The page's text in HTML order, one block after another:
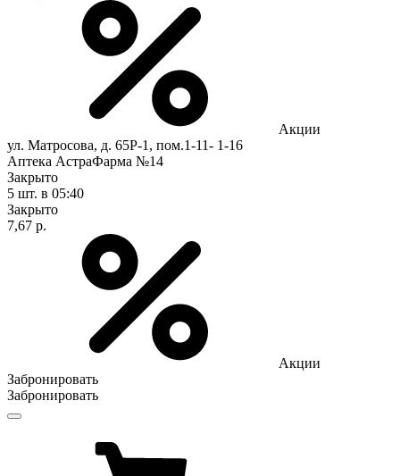
Акции
ул. Матросова, д. 65Р-1, пом.1-11- 1-16
Аптека АстраФарма №14
Закрыто
5 шт. в 05:40
Закрыто
7,67 р.
Акции
Забронировать
Забронировать